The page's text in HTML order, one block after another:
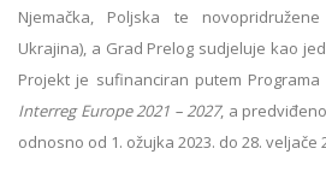
Njemačka, Poljska te
Ukrajina), a Grad Prelog sudjeluje kao
Projekt je sufinanciran putem
Interreg Europe 2021 – 2027, a
odnosno od 1. ožujka 2023. do 28. veljače